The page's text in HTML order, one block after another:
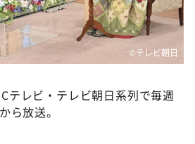
©テレビ朝日
テレビ・テレビ朝日系列で毎週
ら放送。